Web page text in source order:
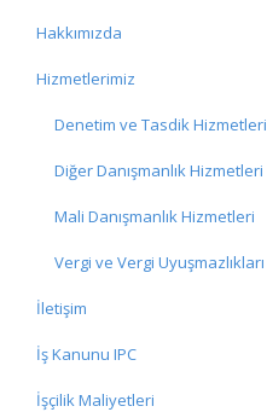
Hakkımızda
Hizmetlerimiz
Denetim ve Tasdik Hizmetleri
Diğer Danışmanlık Hizmetleri
Mali Danışmanlık Hizmetleri
Vergi ve Vergi Uyuşmazlıkları
İletişim
İş Kanunu IPC
İşçilik Maliyetleri